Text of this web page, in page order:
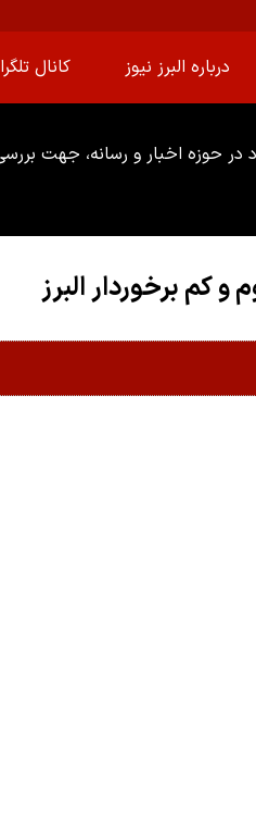
درباره البرز نیوز کانال
حوزه اخبار و رسانه، جهت